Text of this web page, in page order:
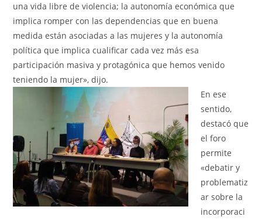
una vida libre de violencia; la autonomía económica que
implica romper con las dependencias que en buena
medida están asociadas a las mujeres y la autonomía
política que implica cualificar cada vez más esa
participación masiva y protagónica que hemos venido
teniendo la mujer», dijo.
En ese
sentido,
destacó que
el foro
permite
«debatir y
problematiz
ar sobre la
incorporaci